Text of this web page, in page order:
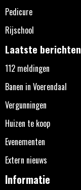
Pedicure
Rijschool
Laatste berichten
112 meldingen
Banen in Voerendaal
Vergunningen
Huizen te koop
Evenementen
Extern nieuws
Informatie